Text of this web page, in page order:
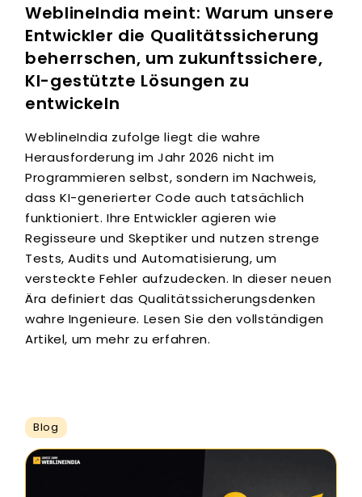
WeblineIndia meint: Warum unsere
Entwickler die Qualitätssicherung
beherrschen, um zukunftssichere,
KI-gestützte Lösungen zu
entwickeln
WeblineIndia zufolge liegt die wahre
Herausforderung im Jahr 2026 nicht im
Programmieren selbst, sondern im Nachweis,
dass KI-generierter Code auch tatsächlich
funktioniert. Ihre Entwickler agieren wie
Regisseure und Skeptiker und nutzen strenge
Tests, Audits und Automatisierung, um
versteckte Fehler aufzudecken. In dieser neuen
Ära definiert das Qualitätssicherungsdenken
wahre Ingenieure. Lesen Sie den vollständigen
Artikel, um mehr zu erfahren.
Blog